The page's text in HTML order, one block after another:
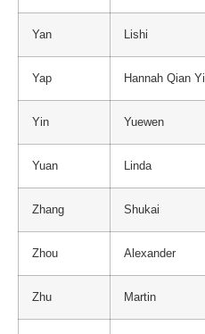
Yan Lishi
Yap Hannah Qian Yi
Yin Yuewen
Yuan Linda
Zhang Shukai
Zhou Alexander
Zhu Martin